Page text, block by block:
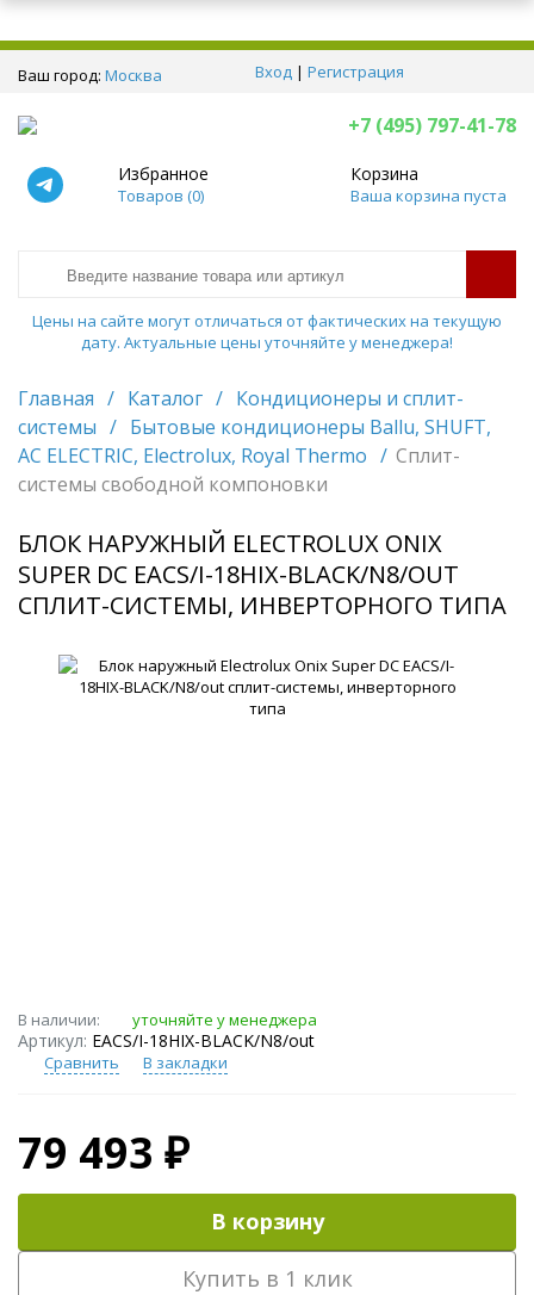
Ваш город: Москва Вход | Регистрация
+7 (495) 797-41-78
Избранное
Товаров (0)
Корзина
Ваша корзина пуста
Цены на сайте могут отличаться от фактических на текущую
дату. Актуальные цены уточняйте у менеджера!
Главная / Каталог / Кондиционеры и сплит-
системы / Бытовые кондиционеры Ballu, SHUFT,
AC ELECTRIC, Electrolux, Royal Thermo / Сплит-
системы свободной компоновки
БЛОК НАРУЖНЫЙ ELECTROLUX ONIX
SUPER DC EACS/I-18HIX-BLACK/N8/OUT
СПЛИТ-СИСТЕМЫ, ИНВЕРТОРНОГО ТИПА
В наличии: уточняйте у менеджера
Артикул: EACS/I-18HIX-BLACK/N8/out
Сравнить В закладки
79 493 ₽
В корзину
Купить в 1 клик